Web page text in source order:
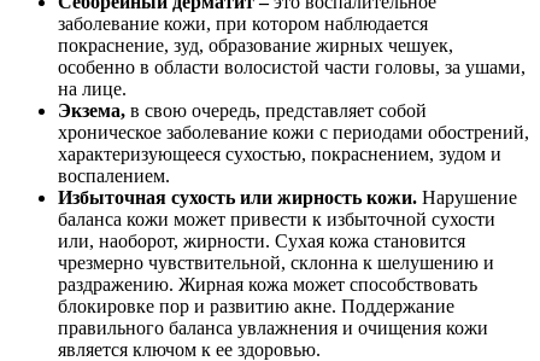
заболевание кожи, при котором наблюдается
покраснение, зуд, образование жирных чешуек,
особенно в области волосистой части головы, за ушами,
на лице.
Экзема, в свою очередь, представляет собой
хроническое заболевание кожи с периодами обострений,
характеризующееся сухостью, покраснением, зудом и
воспалением.
Избыточная сухость или жирность кожи. Нарушение
баланса кожи может привести к избыточной сухости
или, наоборот, жирности. Сухая кожа становится
чрезмерно чувствительной, склонна к шелушению и
раздражению. Жирная кожа может способствовать
блокировке пор и развитию акне. Поддержание
правильного баланса увлажнения и очищения кожи
является ключом к ее здоровью.